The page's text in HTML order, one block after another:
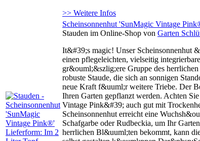
>> Weitere Infos
Scheinsonnenhut 'SunMagic Vintage
Stauden im Online-Shop von Garten
It&#39;s magic! Unser Scheinsonnenhut
einen pflegeleichten, vielseitig
gr&ouml;&szlig;ere Gruppe des
robuste Staude, die sich an sonnigen
neue Kraft f&uuml;r weitere Triebe. Der
Ihren Garten gepflanzt werden. Achten
Vintage Pink&#39; auch gut mit
Scheinsonnenhut erreicht eine
Schafgarbe oder Rudbeckia, um Ihr
herrlichen Bl&uuml;ten bekommt, kann